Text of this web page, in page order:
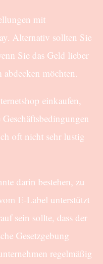
mit
Alternativ sollten Sie
Sie das Geld lieber
möchten.
einkaufen,
oft nicht sehr lustig
darin bestehen, zu
E-Label unterstützt
sein sollte, dass der
Gesetzgebung
regelmäßig